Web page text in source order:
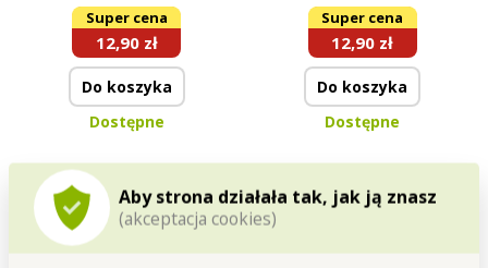
Aby strona działała tak, jak ją znasz
(akceptacja cookies)
Super cena
12,90 zł
Do koszyka
Dostępne
Super cena
12,90 zł
Do koszyka
Dostępne